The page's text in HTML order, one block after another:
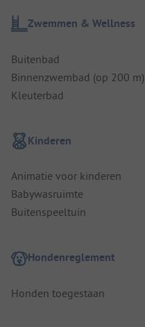
Zwemmen & Wellness
Buitenbad
Binnenzwembad (op 200 m)
Kleuterbad
Kinderen
Animatie voor kinderen
Babywasruimte
Buitenspeeltuin
Hondenreglement
Honden toegestaan